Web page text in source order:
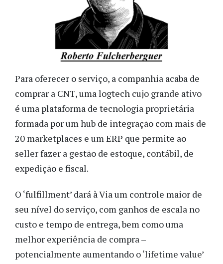
Para oferecer o serviço, a companhia acaba de
comprar a CNT, uma logtech cujo grande ativo
é uma plataforma de tecnologia proprietária
formada por um hub de integração com mais de
20 marketplaces e um ERP que permite ao
seller fazer a gestão de estoque, contábil, de
expedição e fiscal.
O ‘fulfillment’ dará à Via um controle maior de
seu nível do serviço, com ganhos de escala no
custo e tempo de entrega, bem como uma
melhor experiência de compra –
potencialmente aumentando o ‘lifetime value’